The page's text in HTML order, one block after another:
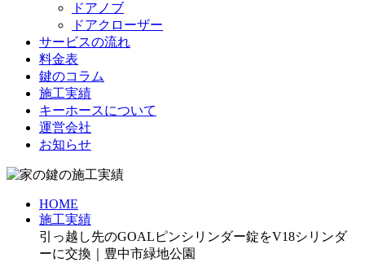
ドアノブ
ドアクローザー
サービスの流れ
料金表
鍵のコラム
施工実績
キーホースについて
運営会社
お知らせ
HOME
施工実績
引っ越し先のGOALピンシリンダー錠をV18シリンダ
ーに交換｜豊中市緑地公園